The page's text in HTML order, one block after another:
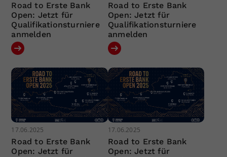
Road to Erste Bank
Open: Jetzt für
Qualifikationsturniere
anmelden
Road to Erste Bank
Open: Jetzt für
Qualifikationsturniere
anmelden
17.06.2025
Road to Erste Bank
Open: Jetzt für
17.06.2025
Road to Erste Bank
Open: Jetzt für